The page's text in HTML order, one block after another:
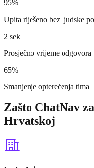
95%
Upita riješeno bez ljudske
2 sek
Prosječno vrijeme odgovora
65%
Smanjenje opterećenja tima
Zašto ChatNav
Hrvatskoj